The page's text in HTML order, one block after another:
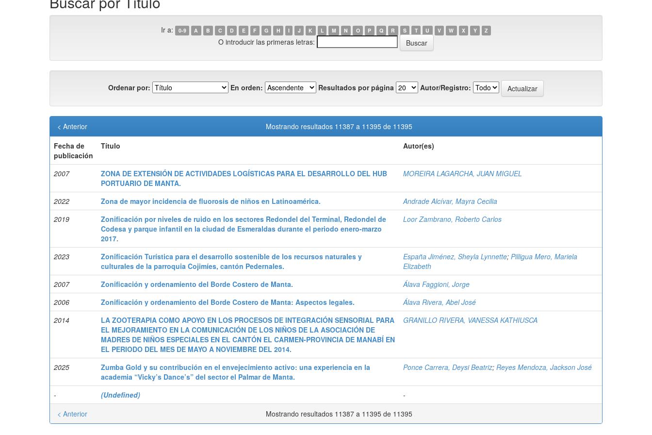
Ir a: 0-9 A B C D E F G H I J K L M N O P Q R S T U V W X Y Z
O introducir las primeras letras:
Ordenar por: En orden: Resultados por página Autor/Registro:
Mostrando resultados 11387 a 11395 de 11395
< Anterior
Fecha de
publicación
Título Autor(es)
2007
ZONA DE EXTENSIÓN DE ACTIVIDADES LOGÍSTICAS PARA EL DESARROLLO DEL HUB
PORTUARIO DE MANTA.
MOREIRA LAGARCHA, JUAN MIGUEL
2022 Zona de mayor incidencia de fluorosis de niños en Latinoamérica.
Andrade Alcívar, Mayra Cecilia
2019
Zonificación por niveles de ruido en los sectores Redondel del Terminal, Redondel de
Codesa y parque infantil en la ciudad de Esmeraldas durante el periodo enero-marzo
2017.
Loor Zambrano, Roberto Carlos
2023
Zonificación Turística para el desarrollo sostenible de los recursos naturales y
culturales de la parroquia Cojimíes, cantón Pedernales.
España Jiménez, Sheyla Lynnette; Pilligua Mero, Mariela
Elizabeth
2007
Zonificación y ordenamiento del Borde Costero de Manta.
Álava Faggioni, Jorge
2006
Zonificación y ordenamiento del Borde Costero de Manta: Aspectos legales.
Álava Rivera, Abel José
2014
LA ZOOTERAPIA COMO APOYO EN LOS PROCESOS DE INTEGRACIÓN SENSORIAL PARA
EL MEJORAMIENTO EN LA COMUNICACIÓN DE LOS NIÑOS DE LA ASOCIACIÓN DE
MADRES DE NIÑOS ESPECIALES EN EL CANTÓN EL CARMEN-PROVINCIA DE MANABÍ EN
EL PERIODO DEL MES DE MAYO A NOVIEMBRE DEL 2014.
GRANILLO RIVERA, VANESSA KATHIUSCA
2025
Zumba Gold y su contribución en el envejecimiento activo: una experiencia en la
academia “Vicky’s Dance’s” del sector el Palmar de Manta.
Ponce Carrera, Deysi Beatriz; Reyes Mendoza, Jackson José
- (Undefined)
-
Mostrando resultados 11387 a 11395 de 11395
< Anterior